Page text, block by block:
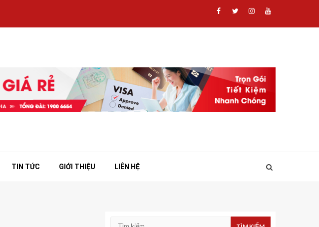
Facebook
TwitterInstagram
Youtube
TIN TỨC GIỚI THIỆU LIÊN HỆ
Tìm